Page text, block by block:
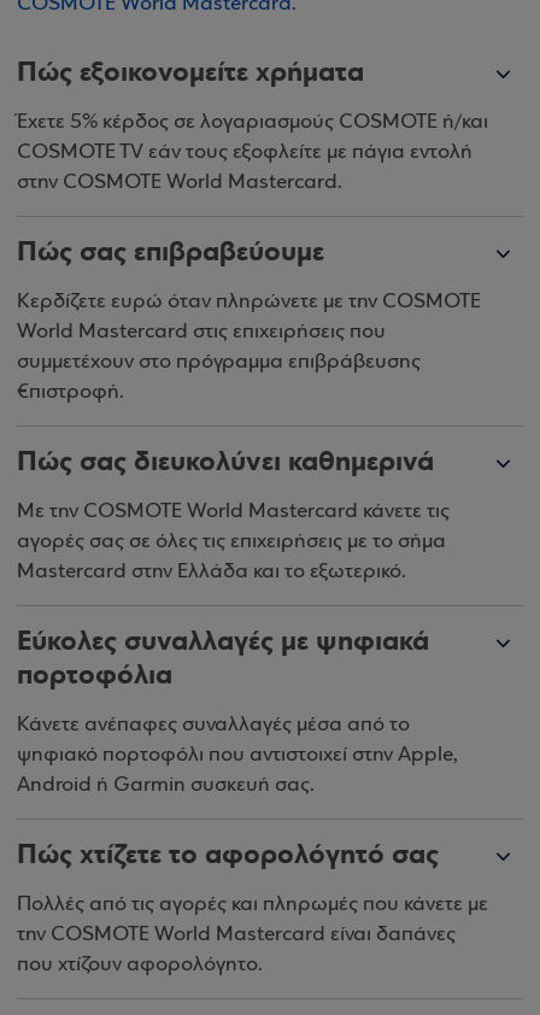
Πώς εξοικονομείτε χρήματα
Έχετε 5% κέρδος σε λογαριασμούς COSMOTE ή/και
COSMOTE TV εάν τους εξοφλείτε με πάγια εντολή
στην COSMOTE World Mastercard.
Πώς σας επιβραβεύουμε
Κερδίζετε ευρώ όταν πληρώνετε με την COSMOTE
World Mastercard στις επιχειρήσεις που
συμμετέχουν στο πρόγραμμα επιβράβευσης
€πιστροφή.
Πώς σας διευκολύνει καθημερινά
Με την COSMOTE World Mastercard κάνετε τις
αγορές σας σε όλες τις επιχειρήσεις με το σήμα
Mastercard στην Ελλάδα και το εξωτερικό.
Εύκολες συναλλαγές με ψηφιακά
πορτοφόλια
Κάνετε ανέπαφες συναλλαγές μέσα από το
ψηφιακό πορτοφόλι που αντιστοιχεί στην Apple,
Android ή Garmin συσκευή σας.
Πώς χτίζετε το αφορολόγητό σας
Πολλές από τις αγορές και πληρωμές που κάνετε με
την COSMOTE World Mastercard είναι δαπάνες
που χτίζουν αφορολόγητο.